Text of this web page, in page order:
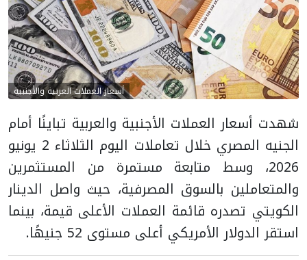
أسعار العملات العربية والأجنبية
شهدت أسعار العملات الأجنبية والعربية تباينًا أمام
الجنيه المصري خلال تعاملات اليوم الثلاثاء 2 يونيو
2026، وسط متابعة مستمرة من المستثمرين
والمتعاملين بالسوق المصرفية، حيث واصل الدينار
الكويتي تصدره قائمة العملات الأعلى قيمة، بينما
استقر الدولار الأمريكي أعلى مستوى 52 جنيهًا.